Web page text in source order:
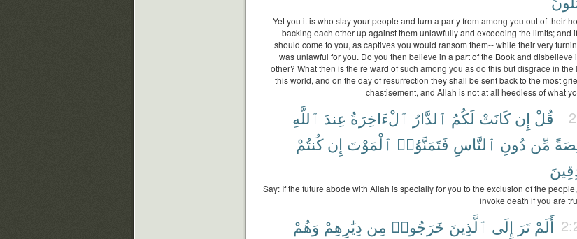
Yet you it is who slay your people and turn a party from among you out of their
backing each other up against them unlawfully and exceeding the limits; and
should come to you, as captives you would ransom them-- while their very
was unlawful for you. Do you then believe in a part of the Book and disbelieve
other? What then is the re ward of such among you as do this but disgrace in the
this world, and on the day of resurrection they shall be sent back to the most
chastisement, and Allah is not at all heedless of what
قُلْ إِن كَانَتْ لَكُمُ ٱلدَّارُ ٱلْءَاخِرَةُ عِندَ ٱللَّهِ
مِّن دُونِ ٱلنَّاسِ فَتَمَنَّوُا۟ ٱلْمَوْتَ إِن كُنتُمْ
Say: If the future abode with Allah is specially for you to the exclusion of the
invoke death if you are
أَلَمْ تَرَ إِلَى ٱلَّذِينَ خَرَجُوا۟ مِن دِيَٰرِهِمْ وَهُمْ